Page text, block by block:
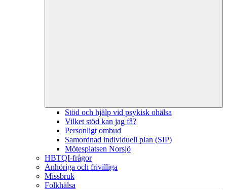
Stöd och hjälp vid psykisk ohälsa
Vilket stöd kan jag få?
Personligt ombud
Samordnad individuell plan (SIP)
Mötesplatsen Norsjö
HBTQI-frågor
Anhöriga och frivilliga
Missbruk
Folkhälsa